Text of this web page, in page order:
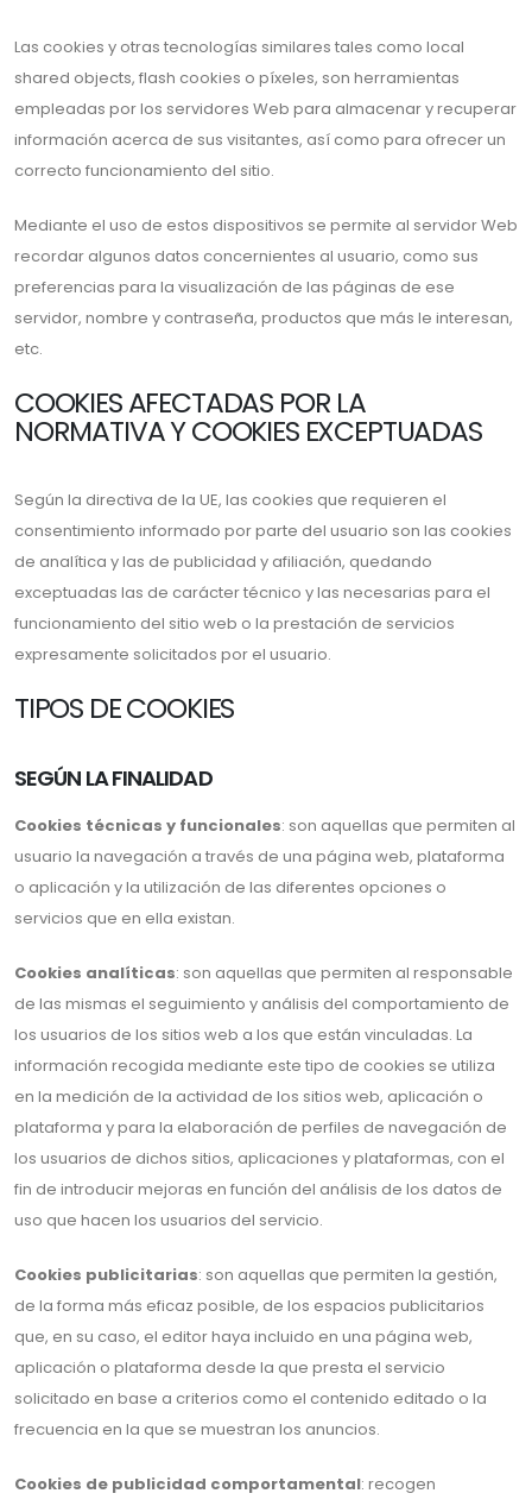
Las cookies y otras tecnologías similares tales como local
shared objects, flash cookies o píxeles, son herramientas
empleadas por los servidores Web para almacenar y recuperar
información acerca de sus visitantes, así como para ofrecer un
correcto funcionamiento del sitio.
Mediante el uso de estos dispositivos se permite al servidor Web
recordar algunos datos concernientes al usuario, como sus
preferencias para la visualización de las páginas de ese
servidor, nombre y contraseña, productos que más le interesan,
etc.
COOKIES AFECTADAS POR LA
NORMATIVA Y COOKIES EXCEPTUADAS
Según la directiva de la UE, las cookies que requieren el
consentimiento informado por parte del usuario son las cookies
de analítica y las de publicidad y afiliación, quedando
exceptuadas las de carácter técnico y las necesarias para el
funcionamiento del sitio web o la prestación de servicios
expresamente solicitados por el usuario.
TIPOS DE COOKIES
SEGÚN LA FINALIDAD
Cookies técnicas y funcionales: son aquellas que permiten al
usuario la navegación a través de una página web, plataforma
o aplicación y la utilización de las diferentes opciones o
servicios que en ella existan.
Cookies analíticas: son aquellas que permiten al responsable
de las mismas el seguimiento y análisis del comportamiento de
los usuarios de los sitios web a los que están vinculadas. La
información recogida mediante este tipo de cookies se utiliza
en la medición de la actividad de los sitios web, aplicación o
plataforma y para la elaboración de perfiles de navegación de
los usuarios de dichos sitios, aplicaciones y plataformas, con el
fin de introducir mejoras en función del análisis de los datos de
uso que hacen los usuarios del servicio.
Cookies publicitarias: son aquellas que permiten la gestión,
de la forma más eficaz posible, de los espacios publicitarios
que, en su caso, el editor haya incluido en una página web,
aplicación o plataforma desde la que presta el servicio
solicitado en base a criterios como el contenido editado o la
frecuencia en la que se muestran los anuncios.
Cookies de publicidad comportamental: recogen